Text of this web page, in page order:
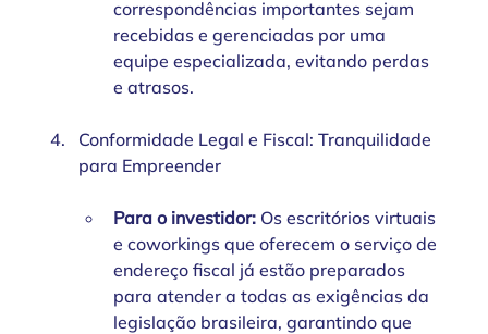
correspondências importantes sejam
recebidas e gerenciadas por uma
equipe especializada, evitando perdas
e atrasos.
Conformidade Legal e Fiscal: Tranquilidade
para Empreender
Para o investidor: Os escritórios virtuais
e coworkings que oferecem o serviço de
endereço fiscal já estão preparados
para atender a todas as exigências da
legislação brasileira, garantindo que